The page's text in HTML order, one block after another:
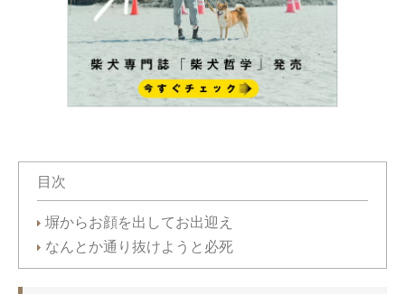
目次
塀からお顔を出してお出迎え
なんとか通り抜けようと必死